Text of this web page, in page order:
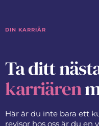
DIN KARRIÄR
Ta ditt
karriären
Här är du inte bara ett
revisor hos oss är du